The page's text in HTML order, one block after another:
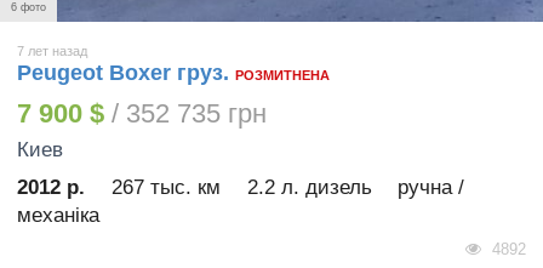
6 фото
7 лет назад
Peugeot Boxer груз. РОЗМИТНЕНА
7 900 $ / 352 735 грн
Киев
2012 р.
267 тыс. км 2.2 л. дизель
ручна /
механіка
4892